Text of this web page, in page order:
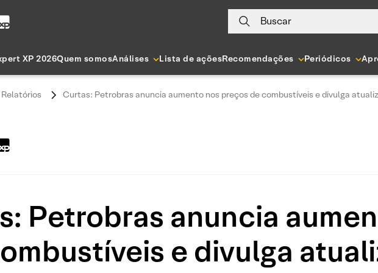
Buscar
XP 2026Quem somosAnálises Lista de açõesRecomendações Periódicos
Relatórios Curtas: Petrobras anuncia aumento nos preços de combustíveis e divulga
Petrobras anuncia
e divulga